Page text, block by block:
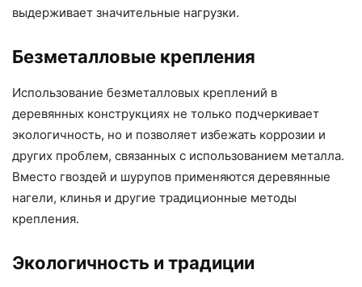
выдерживает значительные нагрузки.
Безметалловые крепления
Использование безметалловых креплений в
деревянных конструкциях не только подчеркивает
экологичность, но и позволяет избежать коррозии и
других проблем, связанных с использованием металла.
Вместо гвоздей и шурупов применяются деревянные
нагели, клинья и другие традиционные методы
крепления.
Экологичность и традиции